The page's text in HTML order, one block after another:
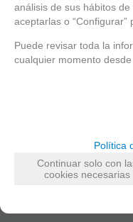
análisis de sus hábitos
aceptarlas o “Configurar”
Puede revisar toda la
cualquier momento
Política
Continuar solo con
cookies necesarias